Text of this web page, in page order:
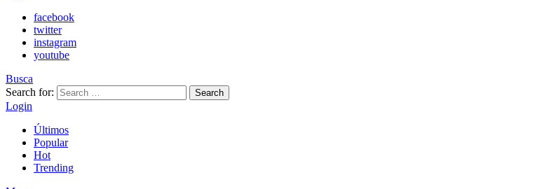
facebook
twitter
instagram
youtube
Busca
Search for:
Search
Login
Últimos
Popular
Hot
Trending